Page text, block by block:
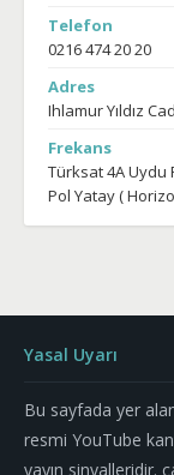
Telefon
0216 474 20 20
Adres
Ihlamur Yıldız
Frekans
Türksat 4A Uydu
Pol Yatay (
Yasal Uyarı
Bu sayfada yer
resmi YouTube
yayın sinyalleridir.